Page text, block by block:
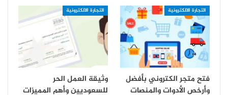
التجارة الالكترونية
فتح متجر الكتروني بأفضل
وأرخص الأدوات والمنصات
التجارة الالكترونية
وثيقة العمل الحر
للسعوديين وأهم المميزات